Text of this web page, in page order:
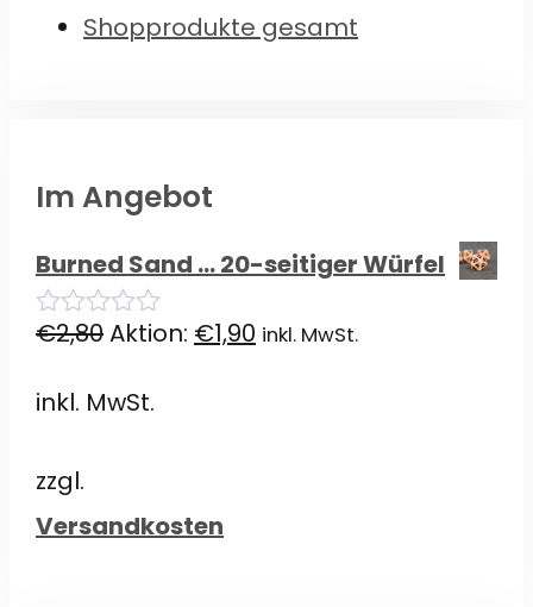
Shopprodukte gesamt
Im Angebot
Burned Sand ... 20-seitiger Würfel
0
€2,80Ursprünglicher
Aktion: €1,90 Aktueller
inkl. MwSt.
inkl. MwSt.
zzgl.
Versandkosten